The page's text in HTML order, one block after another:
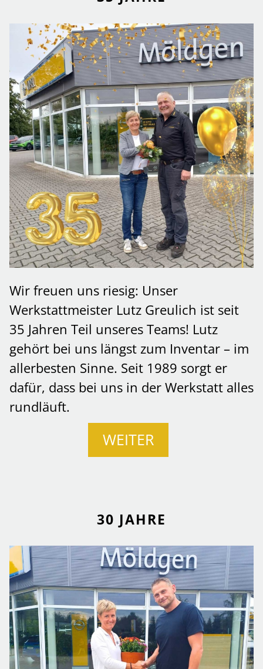
Wir freuen uns riesig: Unser
Werkstattmeister Lutz Greulich ist seit
35 Jahren Teil unseres Teams! Lutz
gehört bei uns längst zum Inventar – im
allerbesten Sinne. Seit 1989 sorgt er
dafür, dass bei uns in der Werkstatt alles
rundläuft.
WEITER
30 JAHRE